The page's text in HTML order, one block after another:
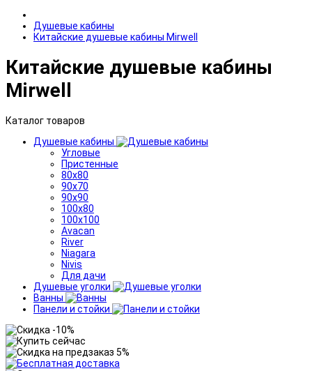
Душевые кабины
Китайские душевые кабины Mirwell
Китайские душевые кабины
Mirwell
Каталог товаров
Душевые кабины
Угловые
Пристенные
80x80
90x70
90x90
100x80
100x100
Avacan
River
Niagara
Nivis
Для дачи
Душевые уголки
Ванны
Панели и стойки